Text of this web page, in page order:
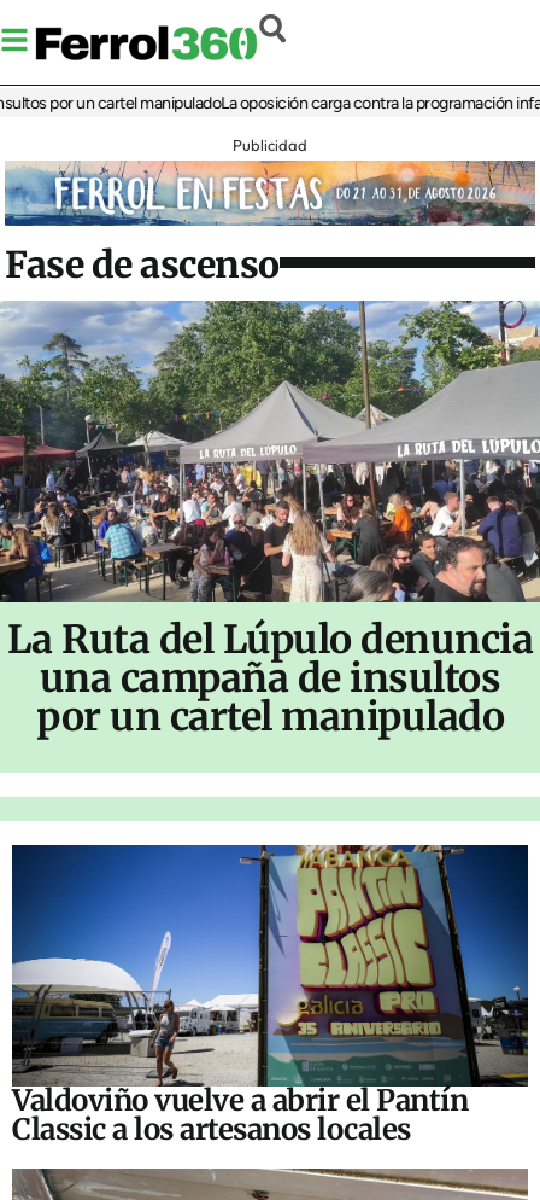
por un cartel manipuladoLa oposición carga contra la programación infantil
Publicidad
Fase de ascenso
La Ruta del Lúpulo denuncia
una campaña de insultos
por un cartel manipulado
Valdoviño vuelve a abrir el Pantín
Classic a los artesanos locales